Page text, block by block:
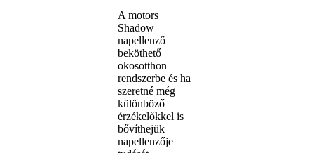
A motors
Shadow
napellenző
beköthető
okosotthon
rendszerbe és ha
szeretné még
különböző
érzékelőkkel is
bővíthejük
napellenzője